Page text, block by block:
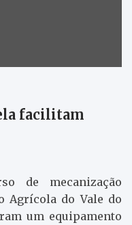
facilitam
de mecanização
Agrícola do Vale do
um equipamento